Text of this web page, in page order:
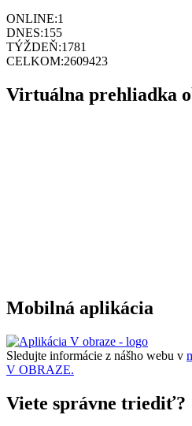
ONLINE:1
DNES:155
TÝŽDEŇ:1781
CELKOM:2609423
Virtuálna prehliadka
Mobilná aplikácia
Sledujte informácie z nášho webu v
V OBRAZE.
Viete správne triediť?